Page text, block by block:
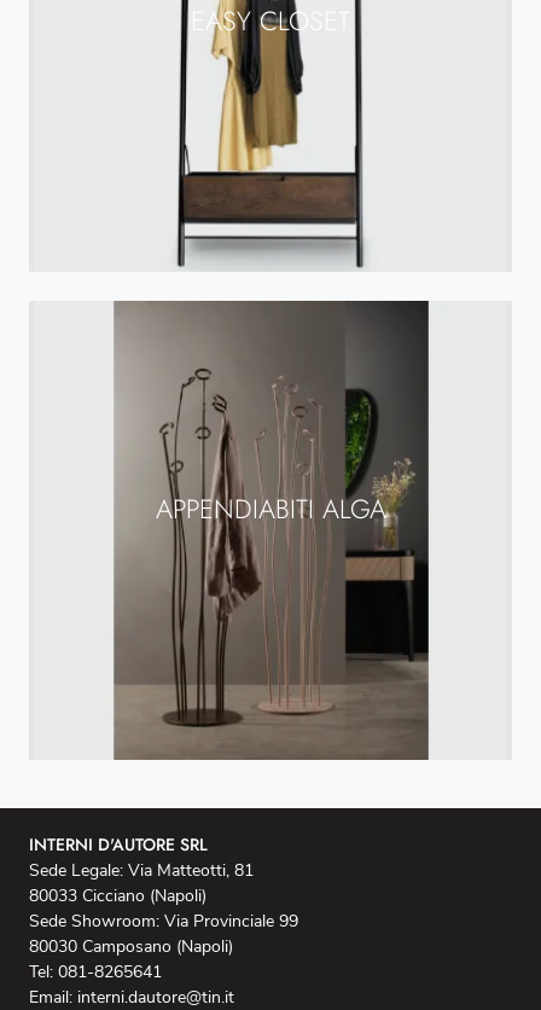
EASY CLOSET
APPENDIABITI ALGA
INTERNI D'AUTORE SRL
Sede Legale: Via Matteotti, 81
80033 Cicciano (Napoli)
Sede Showroom: Via Provinciale 99
80030 Camposano (Napoli)
Tel: 081-8265641
Email: interni.dautore@tin.it